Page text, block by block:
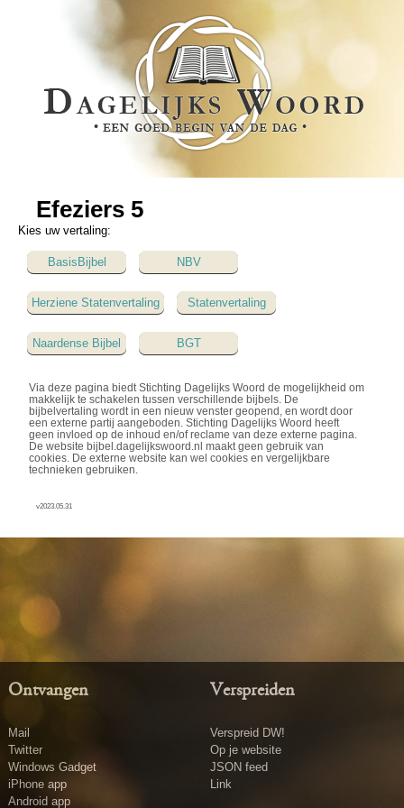
Efeziers 5
Kies uw vertaling:
BasisBijbel NBV
Herziene Statenvertaling Statenvertaling
Naardense Bijbel BGT
Via deze pagina biedt Stichting Dagelijks Woord de mogelijkheid om
makkelijk te schakelen tussen verschillende bijbels. De
bijbelvertaling wordt in een nieuw venster geopend, en wordt door
een externe partij aangeboden. Stichting Dagelijks Woord heeft
geen invloed op de inhoud en/of reclame van deze externe pagina.
De website bijbel.dagelijkswoord.nl maakt geen gebruik van
cookies. De externe website kan wel cookies en vergelijkbare
technieken gebruiken.
v2023.05.31
Ontvangen
Mail
Twitter
Windows Gadget
iPhone app
Android app
Verspreiden
Verspreid DW!
Op je website
JSON feed
Link